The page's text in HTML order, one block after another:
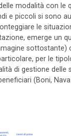
modalità con le
e piccoli si sono
le
emerge un
sottostante)
per le
di gestione delle
(Boni,